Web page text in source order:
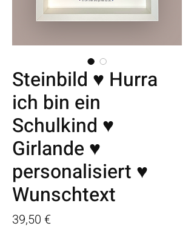
Steinbild ♥ Hurra
ich bin ein
Schulkind ♥
Girlande ♥
personalisiert ♥
Wunschtext
39,50 €Preis